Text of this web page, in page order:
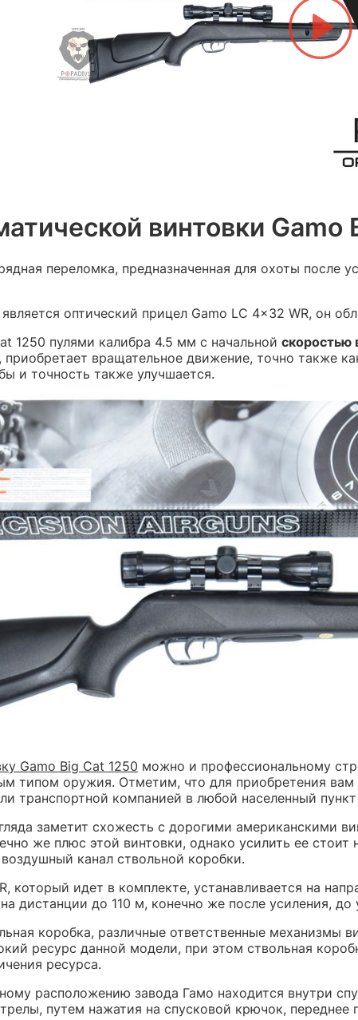
винтовки Gamo
переломка, предназначенная для охоты после
оптический прицел Gamo LC 4x32 WR, он
1250 пулями калибра 4.5 мм с начальной скоростью
, приобретает вращательное движение, точно также
и точность также улучшается.
Gamo Big Cat 1250 можно и профессиональному
типом оружия. Отметим, что для приобретения
транспортной компанией в любой населенный
заметит схожесть с дорогими американскими
же плюс этой винтовки, однако усилить ее
канал ствольной коробки.
который идет в комплекте, устанавливается на
дистанции до 110 м, конечно же после усиления, до
коробка, различные ответственные механизмы
ресурс данной модели, при этом ствольная
ресурса.
расположению завода Гамо находится внутри
путем нажатия на спусковой крючок,